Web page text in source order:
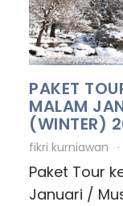
PAKET
MALAM
(WINTER)
fikri kurniawan
Paket Tour
Januari /